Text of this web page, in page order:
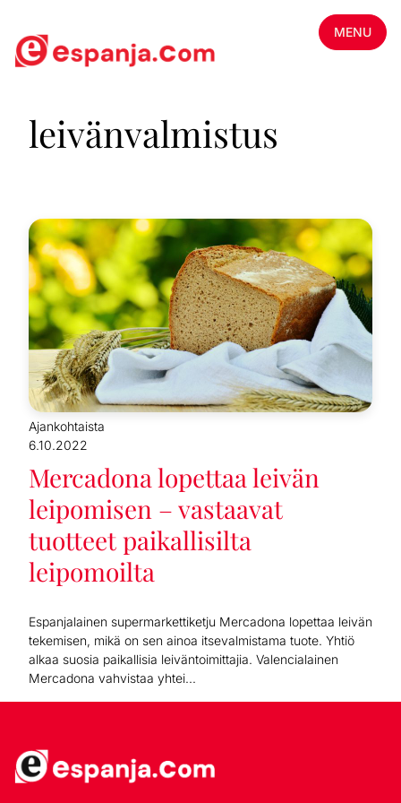
MENU
leivänvalmistus
Ajankohtaista
6.10.2022
Mercadona lopettaa leivän
leipomisen – vastaavat
tuotteet paikallisilta
leipomoilta
Espanjalainen supermarkettiketju Mercadona lopettaa leivän
tekemisen, mikä on sen ainoa itsevalmistama tuote. Yhtiö
alkaa suosia paikallisia leiväntoimittajia. Valencialainen
Mercadona vahvistaa yhtei...